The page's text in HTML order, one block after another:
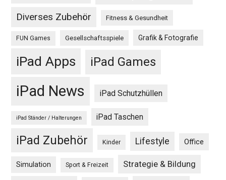
Diverses Zubehör Fitness & Gesundheit
FUN Games Gesellschaftsspiele Grafik & Fotografie
iPad Apps iPad Games
iPad News iPad Schutzhüllen
iPad Ständer / Halterungen iPad Taschen
iPad Zubehör Kinder Lifestyle Office
Simulation Sport & Freizeit Strategie & Bildung